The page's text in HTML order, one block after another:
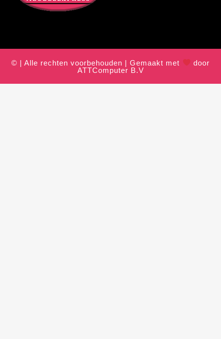
© | Alle rechten voorbehouden | Gemaakt met
door
ATTComputer B.V